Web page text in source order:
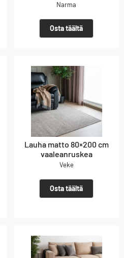
Narma
Osta täältä
Lauha matto 80×200 cm
vaaleanruskea
Veke
Osta täältä